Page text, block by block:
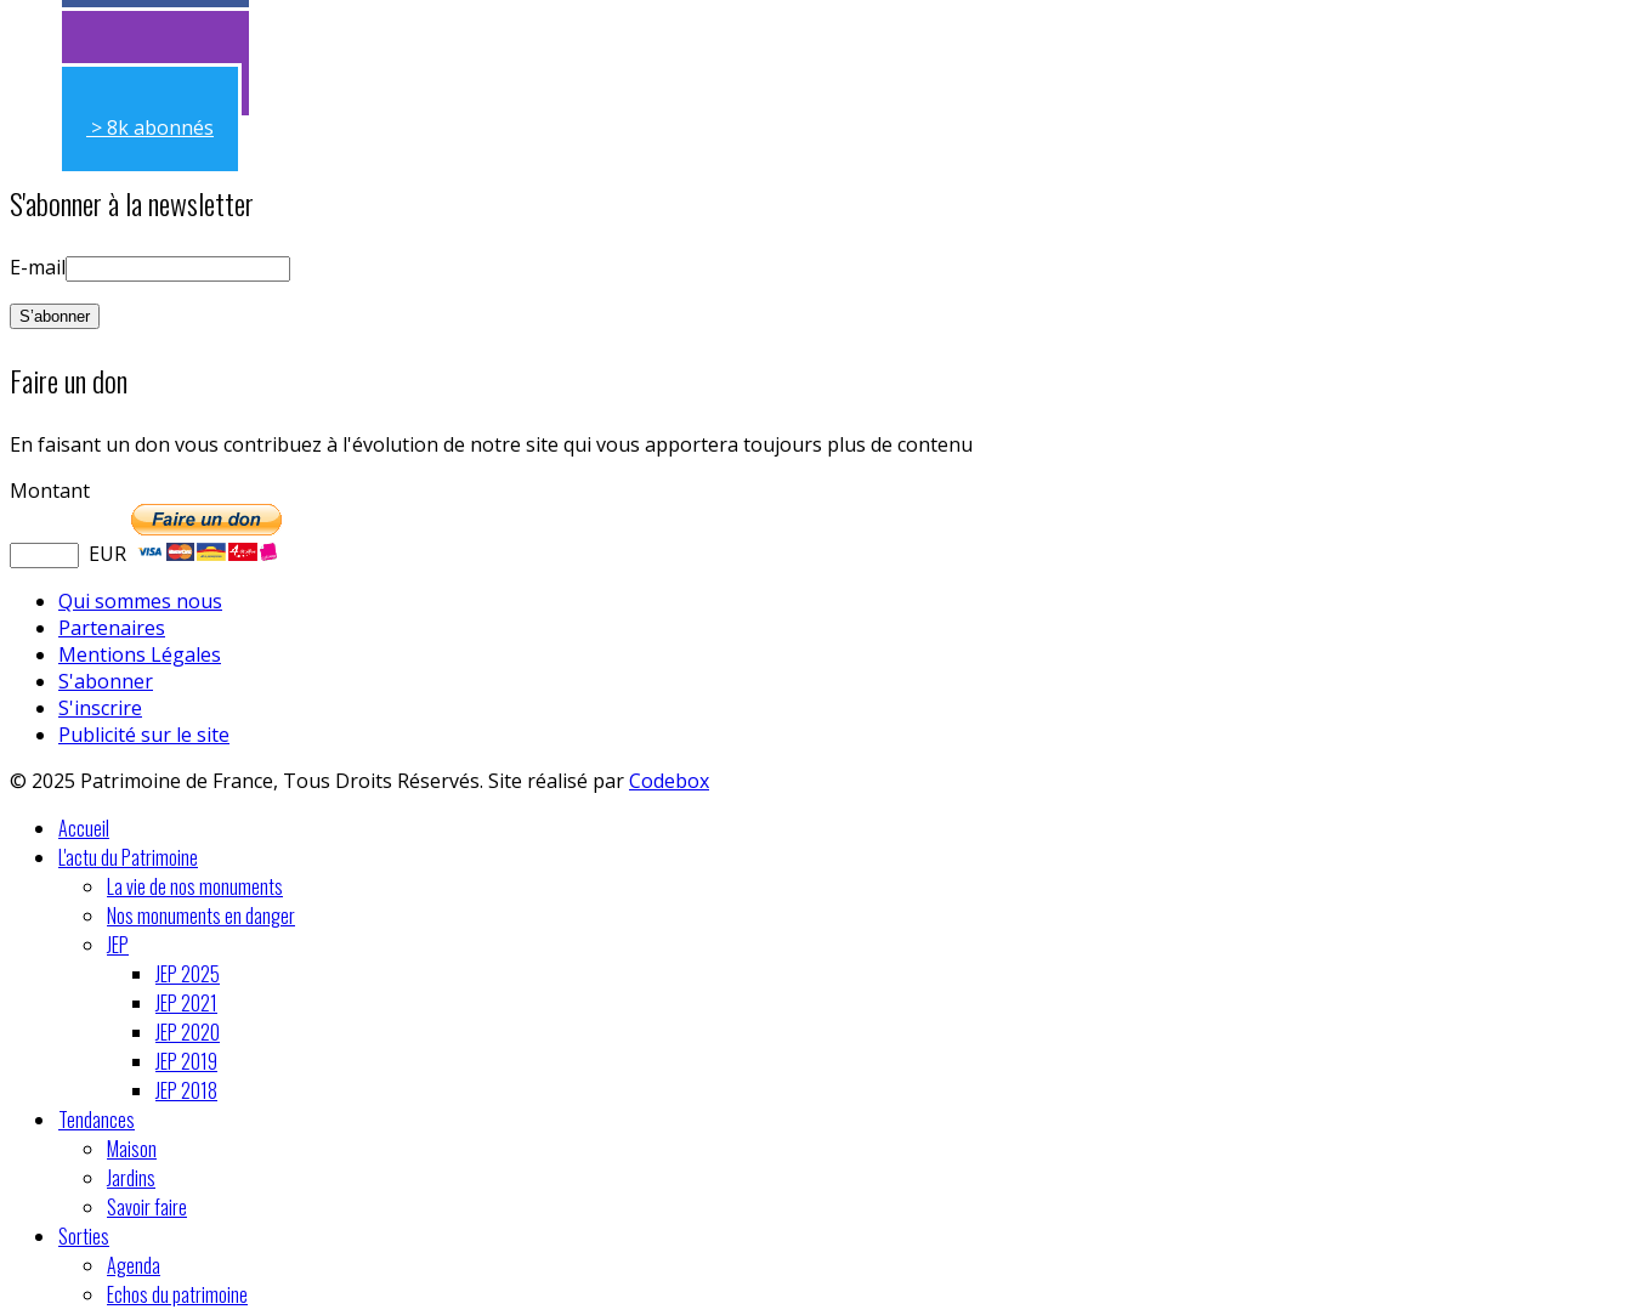
> 11k abonnés
> 11k abonnés
> 8k abonnés
S'abonner à la newsletter
E-mail
Faire un don
En faisant un don vous contribuez à l'évolution de notre site qui vous apportera toujours plus de contenu
Montant
EUR
Qui sommes nous
Partenaires
Mentions Légales
S'abonner
S'inscrire
Publicité sur le site
© 2025 Patrimoine de France, Tous Droits Réservés. Site réalisé parCodebox
Accueil
L'actu du Patrimoine
La vie de nos monuments
Nos monuments en danger
JEP
JEP 2025
JEP 2021
JEP 2020
JEP 2019
JEP 2018
Tendances
Maison
Jardins
Savoir faire
Sorties
Agenda
Echos du patrimoine